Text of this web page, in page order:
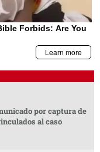
por captura de
al caso